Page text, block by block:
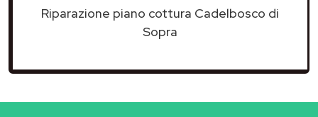
Riparazione piano cottura Cadelbosco di
Sopra